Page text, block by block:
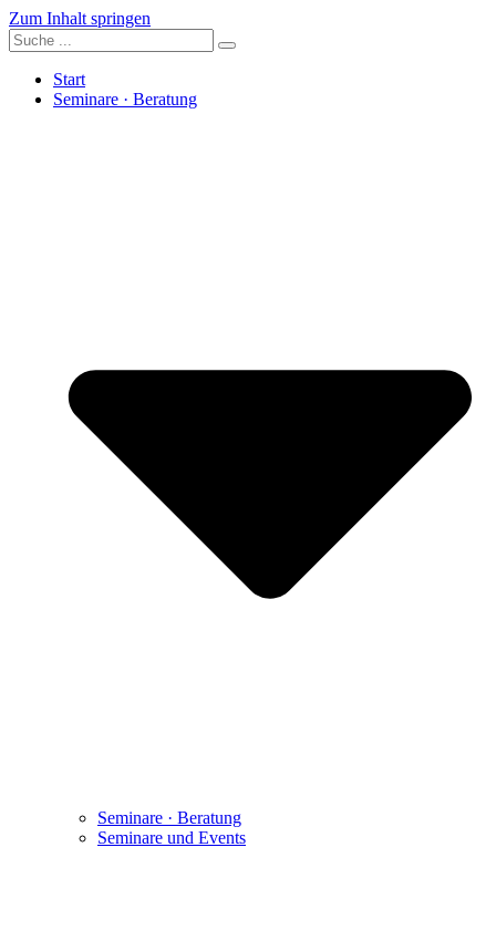
Zum Inhalt springen
Start
Seminare · Beratung
Seminare · Beratung
Seminare und Events